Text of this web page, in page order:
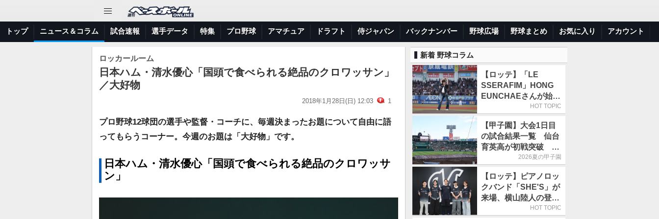
トップ ニュース＆コラム 試合速報 選手データ 特集 プロ野球 アマチュア ドラフト 侍ジャパン バックナンバー 野球広場 野球まとめ お気に入り アカウント
ロッカールーム
日本ハム・清水優心「国頭で食べられる絶品のクロワッサン」
／大好物
2018年1月28日(日) 12:03 1
プロ野球12球団の選手や監督・コーチに、毎週決まったお題について自由に語
ってもらうコーナー。今週のお題は「大好物」です。
日本ハム・清水優心「国頭で食べられる絶品のクロワッサ
ン」
新着 野球コラム
【ロッテ】「LE
SSERAFIM」HONG
EUNCHAEさんが始球
式「この場に立てて本
日の西武戦（ZOZOマ
リン）
HOT TOPIC
【甲子園】大会1日目
の試合結果一覧 仙台
育英高が初戦突破 4
番・田山纏が今大会1
2026夏の甲子園
【ロッテ】ピアノロッ
クバンド「SHE'S」が
来場、横山陸人の登場
曲を演奏／8月4日の西
HOT TOPIC